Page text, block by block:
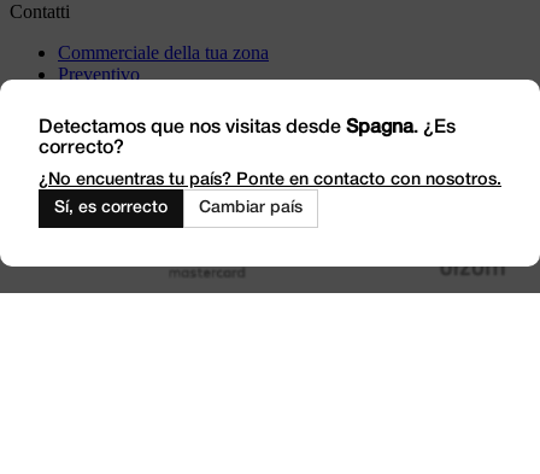
Contatti
Commerciale della tua zona
Preventivo
Vieni a trovarci
Lavora con noi
Outlet
Detectamos que nos visitas desde Spagna. ¿Es
correcto?
¿No encuentras tu país? Ponte en contacto con nosotros.
Sí, es correcto
Cambiar país